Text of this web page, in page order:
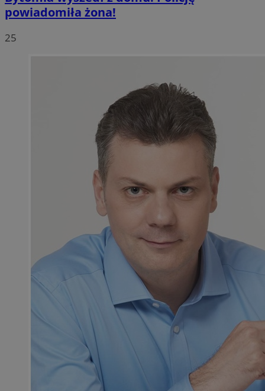
powiadomiła żona!
25